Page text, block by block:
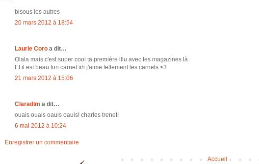
bisous les autres
20 mars 2012 à 18:54
Laurie Coro a dit…
Olala mais c'est super cool ta première illu avec les magazines là
Et il est beau ton carnet iih j'aime tellement les carnets <3
21 mars 2012 à 15:06
Claradim a dit…
ouais ouais oauis oauis! charles trenet!
6 mai 2012 à 10:24
Enregistrer un commentaire
Accueil